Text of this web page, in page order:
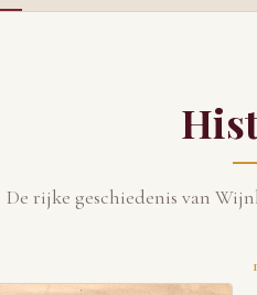
De rijke geschiedenis van